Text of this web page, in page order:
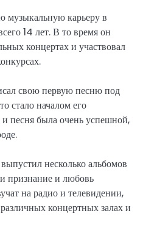
музыкальную карьеру в
14 лет. В то время он
концертах и участвовал
свою первую песню под
стало началом его
песня была очень успешной,
несколько альбомов
признание и любовь
на радио и телевидении,
концертных залах и